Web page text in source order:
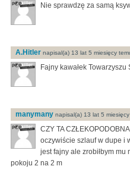
Nie sprawdzę za samą
A.Hitler napisal(a) 13 lat 5 miesięcy
Fajny kawałek Towarzyszu
manymany napisal(a) 13 lat 5
CZY TA
oczywiście szlauf w dupe i
jest fajny ale zrobiłbym mu
pokoju 2 na 2 m